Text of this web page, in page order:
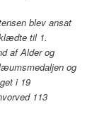
blev ansat
til 1.
af Alder og
og
i 19
113